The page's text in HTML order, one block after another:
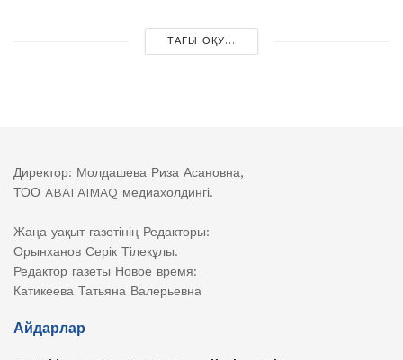
ТАҒЫ ОҚУ...
Директор: Молдашева Риза Асановна,
ТОО ABAI AIMAQ медиахолдингі.
Жаңа уақыт газетінің Редакторы:
Орынханов Серік Тілекұлы.
Редактор газеты Новое время:
Катикеева Татьяна Валерьевна
Айдарлар